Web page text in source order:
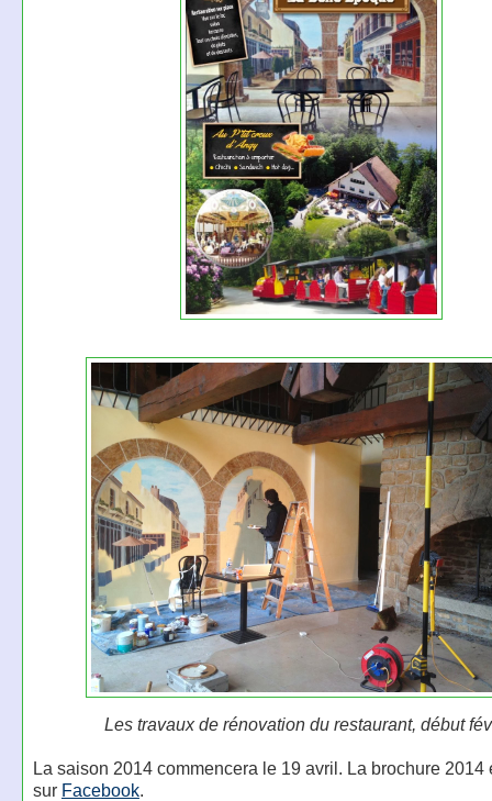
Les travaux de rénovation du restaurant, début
La saison 2014 commencera le 19 avril. La brochure 2014
sur Facebook.